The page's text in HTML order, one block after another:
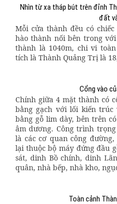
Nhìn từ xa tháp bút trên đỉnh
đất
Mỗi cửa thành đều có
hào thành nối bên trong
thành là 1040m, chi vi
tích là Thành Quảng Trị là
Cổng vào
Chính giữa 4 mặt thành có
bằng gạch với lối kiến trúc
bằng gỗ lim dày, bên trên
âm dương. Công trình
là các cơ quan công
lại thuộc bộ máy đứng đầu
sát, dinh Bồ chính, dinh
quân, nhà bếp, nhà kho,
Toàn cảnh